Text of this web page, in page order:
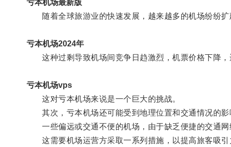
亏本机场最新版
随着全球旅游业的快速发展，越来越多的机场纷纷扩
亏本机场2024年
这种过剩导致机场间竞争日趋激烈，机票价格下降，
亏本机场vps
这对亏本机场来说是一个巨大的挑战。
其次，亏本机场还可能受到地理位置和交通情况的影
一些偏远或交通不便的机场，由于缺乏便捷的交通网
这需要机场运营方采取一系列措施，以提高旅客吸引